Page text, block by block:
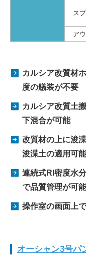
スプ
アウ
カルシア改質材
度の艤装が不要
カルシア改質土
下混合が可能
改質材の上に浚
浚渫土の適用可能
連続式RI密度水
で品質管理が可能
操作室の画面上
オーシャン3号パ